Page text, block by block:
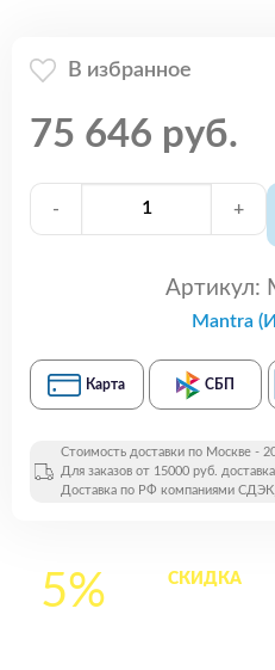
В избранное
75 646 руб.
- +
Артикул:
Mantra
Карта СБП
Стоимость доставки по Москве -
Для заказов от 15000 руб.
Доставка по РФ компаниями
5% СКИДКАна